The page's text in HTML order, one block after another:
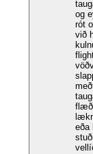
og
rót
við
flæði og
eða